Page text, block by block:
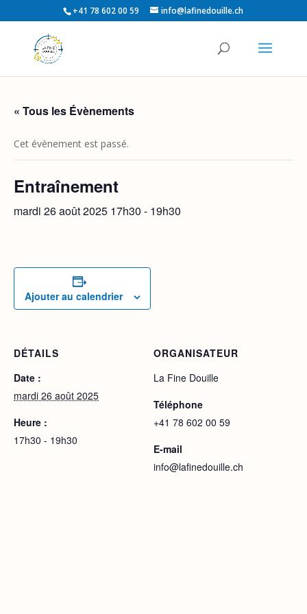
+41 78 602 00 59 info@lafinedouille.ch
« Tous les Évènements
Cet évènement est passé.
Entraînement
mardi 26 août 2025 17h30 - 19h30
Ajouter au calendrier
DÉTAILS
Date :
mardi 26 août 2025
Heure :
17h30 - 19h30
ORGANISATEUR
La Fine Douille
Téléphone
+41 78 602 00 59
E-mail
info@lafinedouille.ch